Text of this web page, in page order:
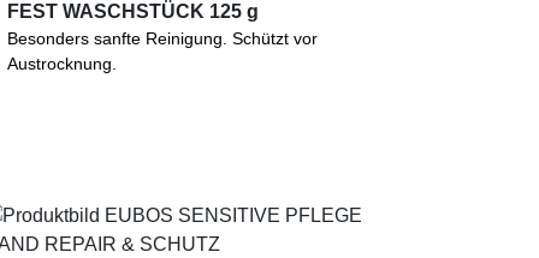
FEST WASCHSTÜCK 125 g
Schonende, besonders sanfte Reinigung. Statt
Seife. Für tägliche Anwendung auf sensibler Haut.
FEST WASCHSTÜCK 125 g
Besonders sanfte Reinigung. Schützt vor
Austrocknung.